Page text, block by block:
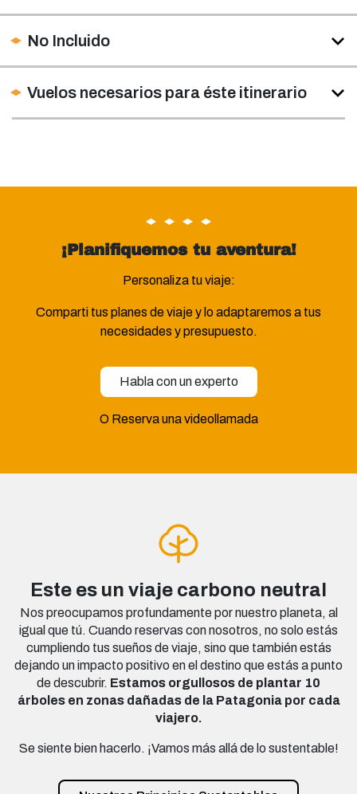
No Incluido
Vuelos necesarios para éste itinerario
¡Planifiquemos tu aventura!
Personaliza tu viaje:
Comparti tus planes de viaje y lo adaptaremos a tus
necesidades y presupuesto.
Habla con un experto
O Reserva una videollamada
Este es un viaje carbono neutral
Nos preocupamos profundamente por nuestro planeta, al
igual que tú. Cuando reservas con nosotros, no solo estás
cumpliendo tus sueños de viaje, sino que también estás
dejando un impacto positivo en el destino que estás a punto
de descubrir. Estamos orgullosos de plantar 10
árboles en zonas dañadas de la Patagonia por cada
viajero.
Se siente bien hacerlo. ¡Vamos más allá de lo sustentable!